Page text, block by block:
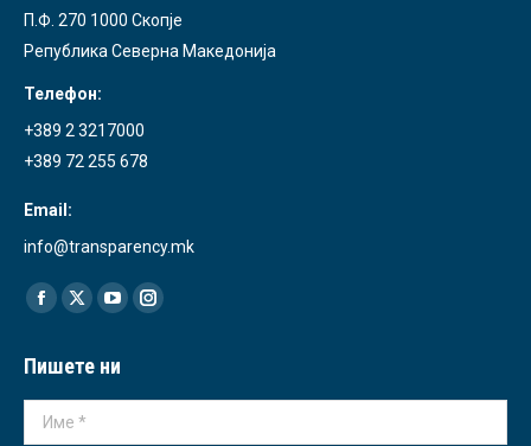
П.Ф. 270 1000 Скопје
Република Северна Македонија
Телефон:
+389 2 3217000
+389 72 255 678
Email:
info@transparency.mk
Find us on:
Facebook
opens
in
new
X
opens
in
YouTube
opens
in
Instagram
in
Пишете ни
Име *